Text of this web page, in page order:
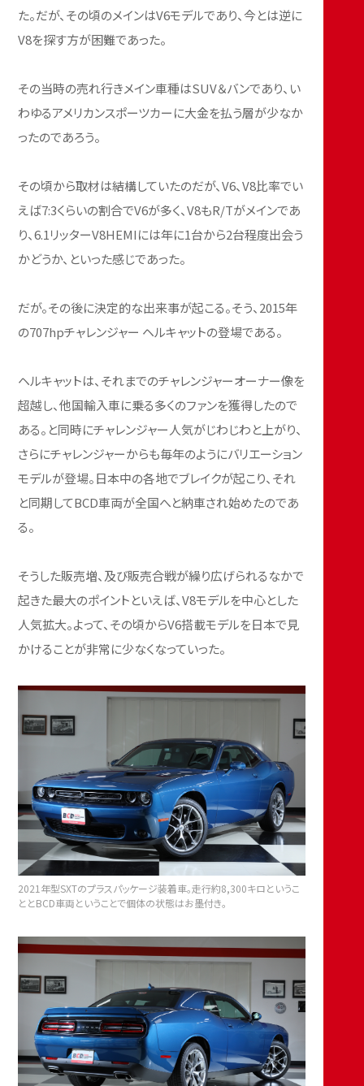
た。だが、その頃のメインはV6モデルであり、今とは逆に
V8を探す方が困難であった。
その当時の売れ行きメイン車種はSUV＆バンであり、い
わゆるアメリカンスポーツカーに大金を払う層が少なか
ったのであろう。
その頃から取材は結構していたのだが、V6、V8比率でい
えば7:3くらいの割合でV6が多く、V8もR/Tがメインであ
り、6.1リッターV8HEMIには年に1台から2台程度出会う
かどうか、といった感じであった。
だが。その後に決定的な出来事が起こる。そう、2015年
の707hpチャレンジャー ヘルキャットの登場である。
ヘルキャットは、それまでのチャレンジャーオーナー像を
超越し、他国輸入車に乗る多くのファンを獲得したので
ある。と同時にチャレンジャー人気がじわじわと上がり、
さらにチャレンジャーからも毎年のようにバリエーション
モデルが登場。日本中の各地でブレイクが起こり、それ
と同期してBCD車両が全国へと納車され始めたのであ
る。
そうした販売増、及び販売合戦が繰り広げられるなかで
起きた最大のポイントといえば、V8モデルを中心とした
人気拡大。よって、その頃からV6搭載モデルを日本で見
かけることが非常に少なくなっていった。
2021年型SXTのプラスパッケージ装着車。走行約8,300キロというこ
ととBCD車両ということで個体の状態はお墨付き。